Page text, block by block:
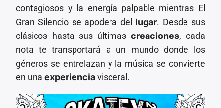
contagiosos y la energía palpable mientras El
Gran Silencio se apodera del lugar. Desde sus
clásicos hasta sus últimascreaciones, cada
nota te transportará a un mundo donde los
géneros se entrelazan y la música se convierte
en unaexperienciavisceral.